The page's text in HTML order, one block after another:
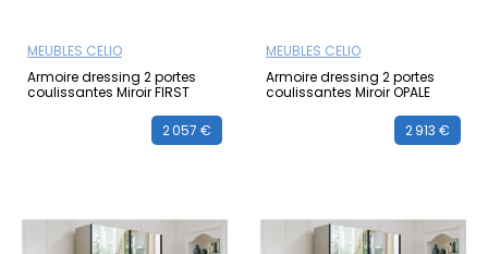
MEUBLES CELIO
Armoire dressing 2 portes
coulissantes Miroir FIRST
2 057 €
MEUBLES CELIO
Armoire dressing 2 portes
coulissantes Miroir OPALE
2 913 €